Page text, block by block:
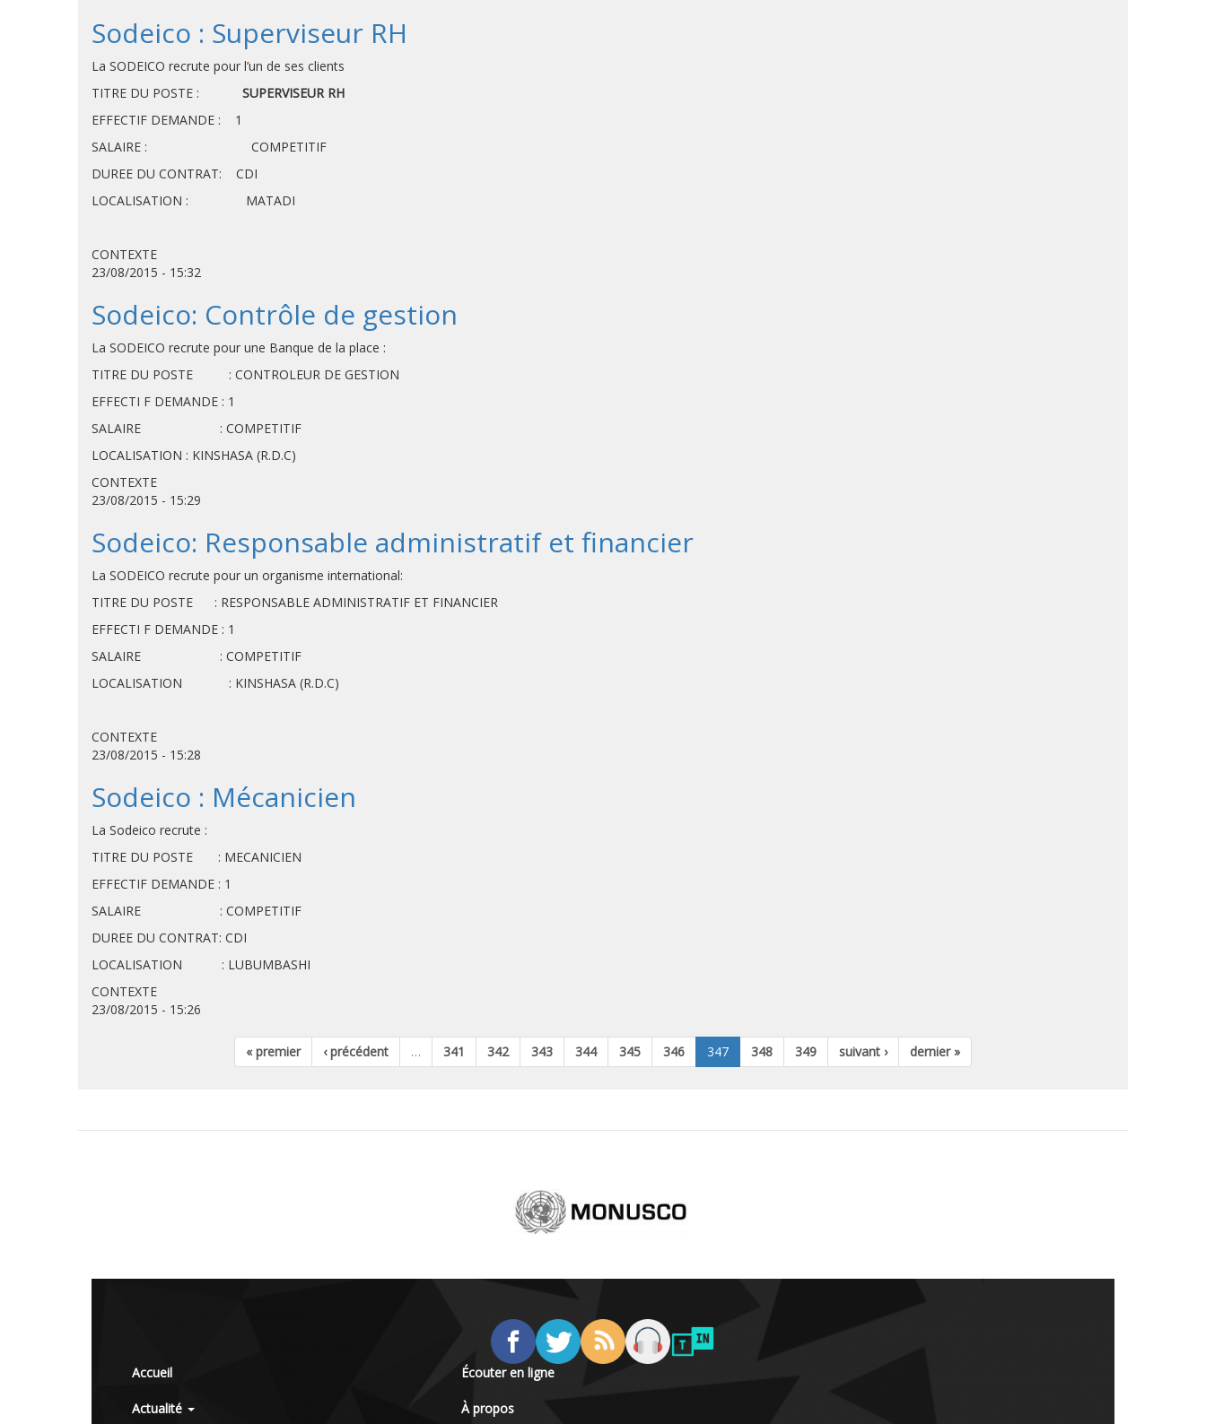
Sodeico : Superviseur RH
La SODEICO recrute pour l’un de ses clients
TITRE DU POSTE : SUPERVISEUR RH
EFFECTIF DEMANDE : 1
SALAIRE : COMPETITIF
DUREE DU CONTRAT: CDI
LOCALISATION : MATADI
CONTEXTE
23/08/2015 - 15:32
Sodeico: Contrôle de gestion
La SODEICO recrute pour une Banque de la place :
TITRE DU POSTE : CONTROLEUR DE GESTION
EFFECTI F DEMANDE : 1
SALAIRE : COMPETITIF
LOCALISATION : KINSHASA (R.D.C)
CONTEXTE
23/08/2015 - 15:29
Sodeico: Responsable administratif et financier
La SODEICO recrute pour un organisme international:
TITRE DU POSTE : RESPONSABLE ADMINISTRATIF ET FINANCIER
EFFECTI F DEMANDE : 1
SALAIRE : COMPETITIF
LOCALISATION : KINSHASA (R.D.C)
CONTEXTE
23/08/2015 - 15:28
Sodeico : Mécanicien
La Sodeico recrute :
TITRE DU POSTE : MECANICIEN
EFFECTIF DEMANDE : 1
SALAIRE : COMPETITIF
DUREE DU CONTRAT: CDI
LOCALISATION : LUBUMBASHI
CONTEXTE
23/08/2015 - 15:26
« premier ‹ précédent … 341 342 343 344 345 346 347 348 349 suivant › dernier »
Accueil
Actualité
Écouter en ligne
À propos